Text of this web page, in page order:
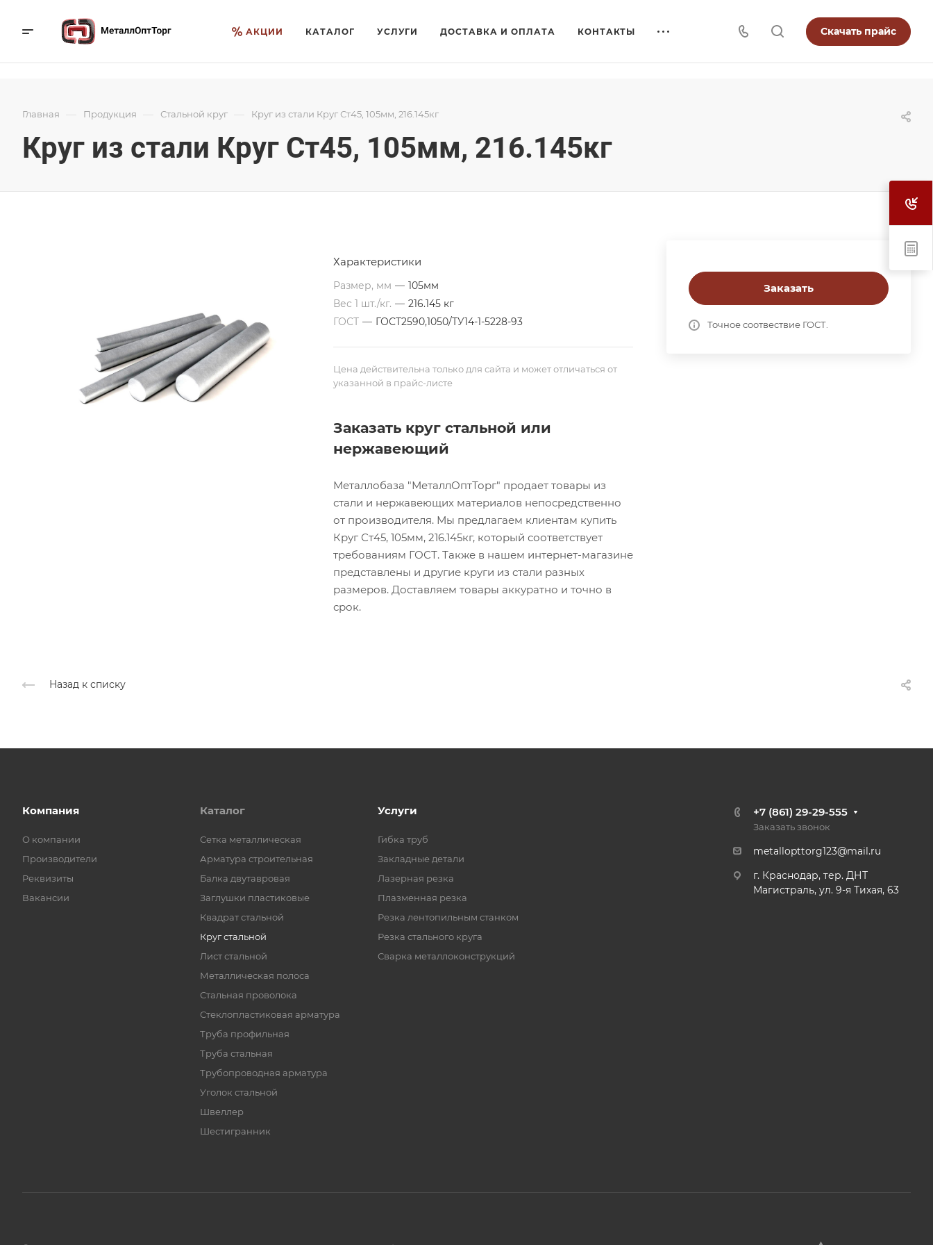
АКЦИИ КАТАЛОГ УСЛУГИ ДОСТАВКА И ОПЛАТА КОНТАКТЫ Скачать прайс
Главная — Продукция — Стальной круг — Круг из стали Круг Ст45, 105мм, 216.145кг
Круг из стали Круг Ст45, 105мм, 216.145кг
Заказать
Точное соотвествие ГОСТ.
Характеристики
Размер, мм — 105мм
Вес 1 шт./кг. — 216.145 кг
ГОСТ — ГОСТ2590,1050/ТУ14-1-5228-93
Цена действительна только для сайта и может отличаться от
указанной в прайс-листе
Заказать круг стальной или
нержавеющий
Металлобаза "МеталлОптТорг" продает товары из
стали и нержавеющих материалов непосредственно
от производителя. Мы предлагаем клиентам купить
Круг Ст45, 105мм, 216.145кг, который соответствует
требованиям ГОСТ. Также в нашем интернет-магазине
представлены и другие круги из стали разных
размеров. Доставляем товары аккуратно и точно в
срок.
Назад к списку
Компания
О компании
Производители
Реквизиты
Вакансии
Каталог
Cетка металлическая
Арматура строительная
Балка двутавровая
Заглушки пластиковые
Квадрат стальной
Круг стальной
Лист стальной
Металлическая полоса
Стальная проволока
Стеклопластиковая арматура
Труба профильная
Труба стальная
Трубопроводная арматура
Уголок стальной
Швеллер
Шестигранник
Услуги
Гибка труб
Закладные детали
Лазерная резка
Плазменная резка
Резка лентопильным станком
Резка стального круга
Сварка металлоконструкций
+7 (861) 29-29-555
Заказать звонок
metallopttorg123@mail.ru
г. Краснодар, тер. ДНТ
Магистраль, ул. 9-я Тихая, 63